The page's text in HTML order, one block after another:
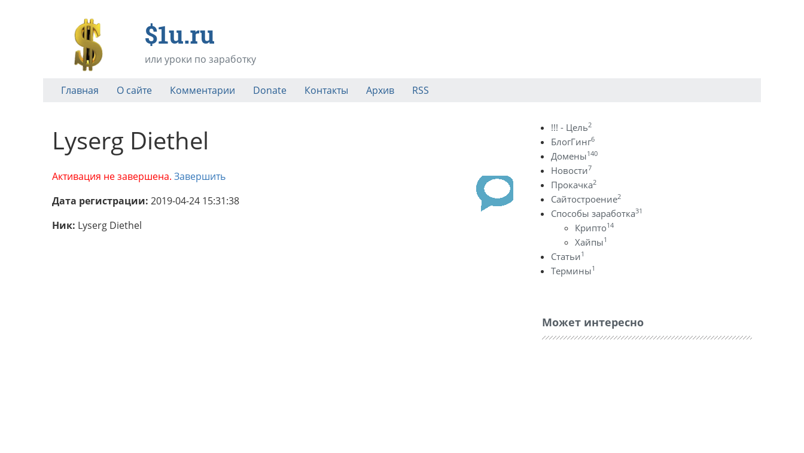
$1u.ru
или уроки по заработку
Главная О сайте Комментарии Donate Контакты Архив RSS
Lyserg Diethel
Активация не завершена. Завершить
Дата регистрации: 2019-04-24 15:31:38
Ник: Lyserg Diethel
!!! - Цель2
БлогГинг6
Домены140
Новости7
Прокачка2
Сайтостроение2
Способы заработка31
Крипто14
Хайпы1
Статьи1
Термины1
Может интересно